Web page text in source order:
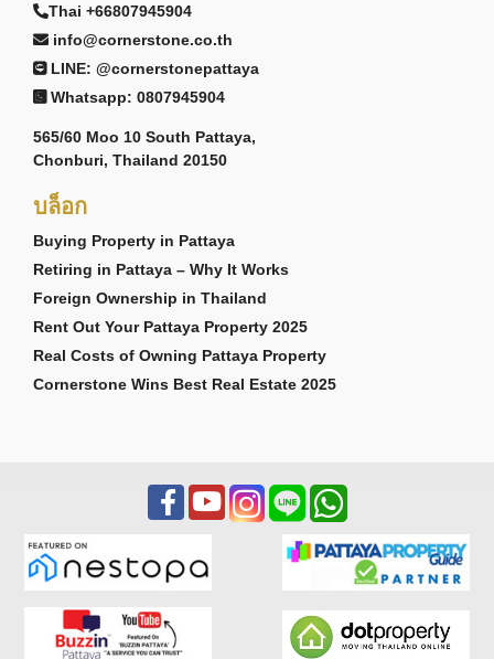
Thai +66807945904
info@cornerstone.co.th
LINE: @cornerstonepattaya
Whatsapp: 0807945904
565/60 Moo 10 South Pattaya,
Chonburi, Thailand 20150
บล็อก
Buying Property in Pattaya
Retiring in Pattaya – Why It Works
Foreign Ownership in Thailand
Rent Out Your Pattaya Property 2025
Real Costs of Owning Pattaya Property
Cornerstone Wins Best Real Estate 2025